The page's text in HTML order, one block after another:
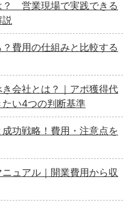
？ 営業現場で実践できる
説
費用の仕組みと比較する
会社とは？｜アポ獲得代
い4つの判断基準
功戦略！費用・注意点を
ュアル｜開業費用から収